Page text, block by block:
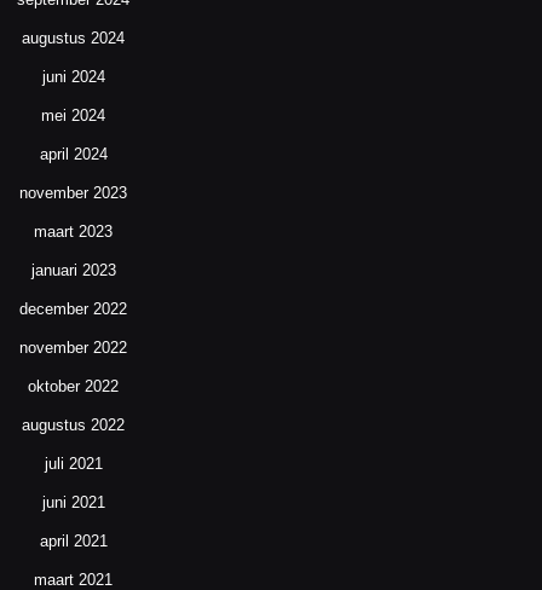
augustus 2024
juni 2024
mei 2024
april 2024
november 2023
maart 2023
januari 2023
december 2022
november 2022
oktober 2022
augustus 2022
juli 2021
juni 2021
april 2021
maart 2021